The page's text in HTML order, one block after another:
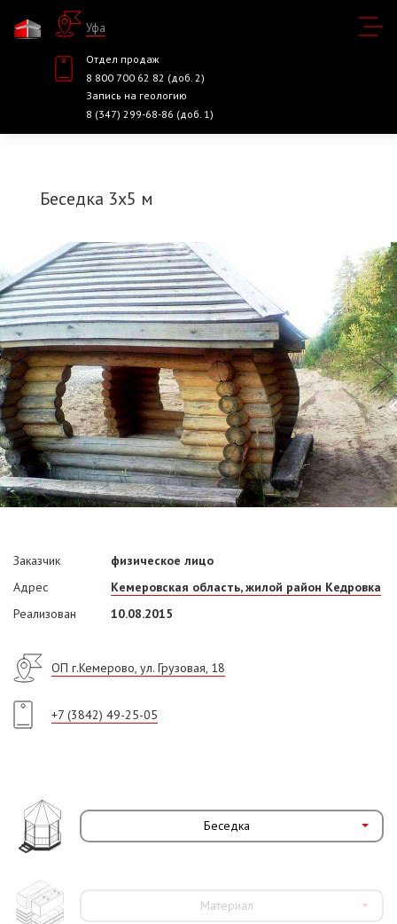
Уфа
Отдел продаж
8 800 700 62 82 (доб. 2)
Запись на геологию
8 (347) 299-68-86 (доб. 1)
Беседка 3х5 м
Заказчик
физическое лицо
Адрес
Кемеровская область, жилой район Кедровка
Реализован
10.08.2015
ОП г.Кемерово, ул. Грузовая, 18
+7 (3842) 49-25-05
Беседка
Материал